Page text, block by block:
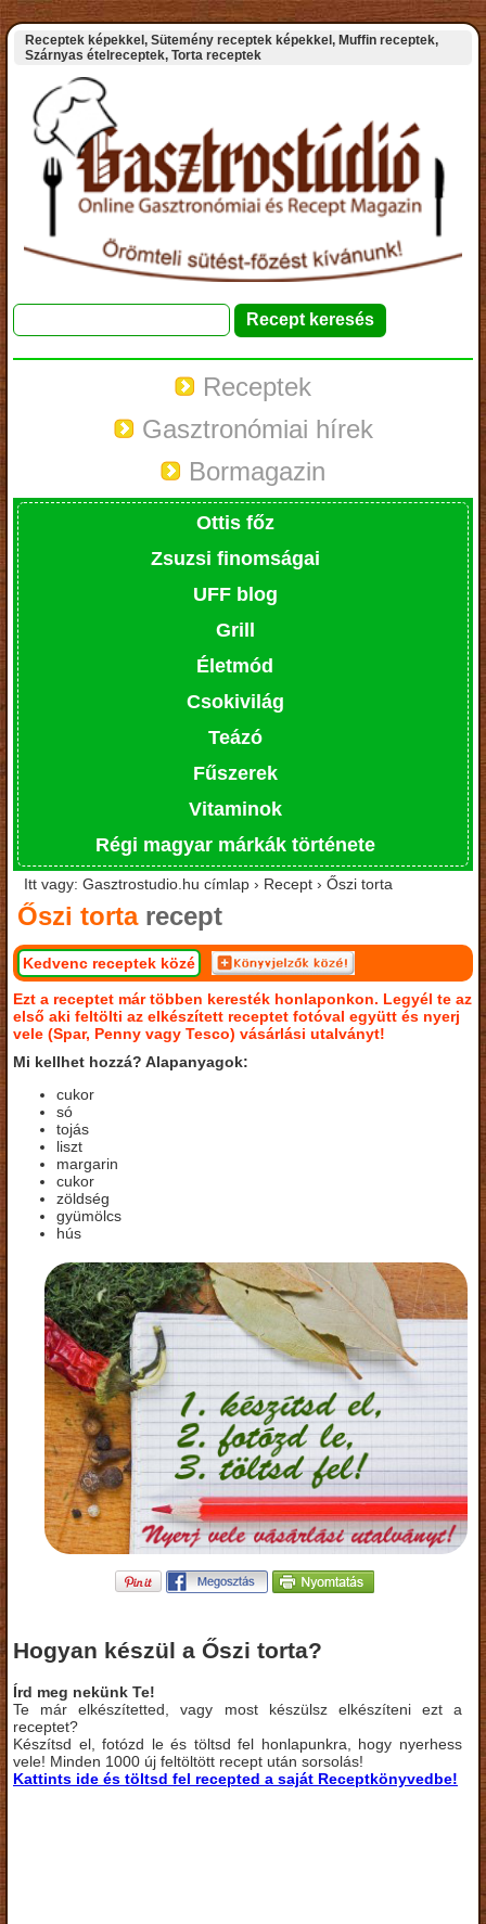
Receptek képekkel, Sütemény receptek képekkel, Muffin receptek,
Szárnyas ételreceptek, Torta receptek
Receptek
Gasztronómiai hírek
Bormagazin
Ottis főz
Zsuzsi finomságai
UFF blog
Grill
Életmód
Csokivilág
Teázó
Fűszerek
Vitaminok
Régi magyar márkák története
Itt vagy: Gasztrostudio.hu címlap › Recept › Őszi torta
Őszi tortarecept
Kedvenc receptek közé
Ezt a receptet már többen keresték honlaponkon. Legyél te az
első aki feltölti az elkészített receptet fotóval együtt és nyerj
vele (Spar, Penny vagy Tesco) vásárlási utalványt!
Mi kellhet hozzá? Alapanyagok:
cukor
só
tojás
liszt
margarin
cukor
zöldség
gyümölcs
hús
Hogyan készül a Őszi torta?
Írd meg nekünk Te!
Te már elkészítetted, vagy most készülsz elkészíteni ezt a
receptet?
Készítsd el, fotózd le és töltsd fel honlapunkra, hogy nyerhess
vele! Minden 1000 új feltöltött recept után sorsolás!
Kattints ide és töltsd fel recepted a saját Receptkönyvedbe!